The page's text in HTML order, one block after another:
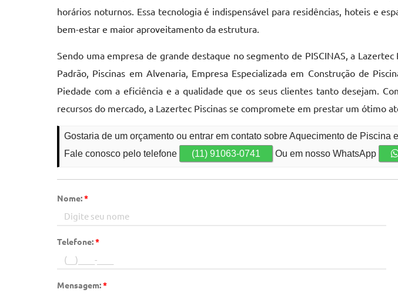
horários noturnos. Essa tecnologia é indispensável para residências, hoteis e
bem-estar e maior aproveitamento da estrutura.
Sendo uma empresa de grande destaque no segmento de PISCINAS, a
Padrão, Piscinas em Alvenaria, Empresa Especializada em Construção de
Piedade com a eficiência e a qualidade que os seus clientes tanto desejam.
recursos do mercado, a Lazertec Piscinas se compromete em prestar um ótimo
Gostaria de um orçamento ou entrar em contato sobre Aquecimento de Piscina
Fale conosco pelo telefone
(11) 91063-0741 Ou em nosso WhatsApp
Nome:*
Telefone:*
Mensagem:*